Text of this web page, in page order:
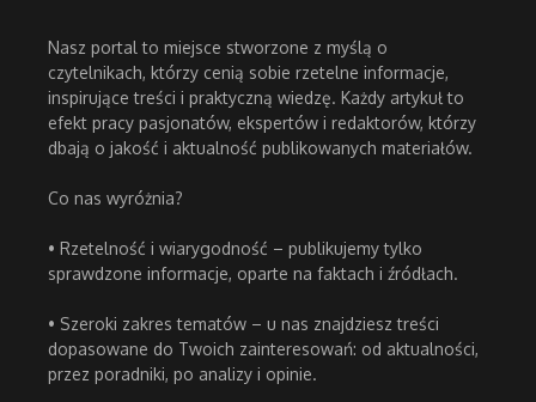
Nasz portal to miejsce stworzone z myślą o
czytelnikach, którzy cenią sobie rzetelne informacje,
inspirujące treści i praktyczną wiedzę. Każdy artykuł to
efekt pracy pasjonatów, ekspertów i redaktorów, którzy
dbają o jakość i aktualność publikowanych materiałów.
Co nas wyróżnia?
• Rzetelność i wiarygodność – publikujemy tylko
sprawdzone informacje, oparte na faktach i źródłach.
• Szeroki zakres tematów – u nas znajdziesz treści
dopasowane do Twoich zainteresowań: od aktualności,
przez poradniki, po analizy i opinie.